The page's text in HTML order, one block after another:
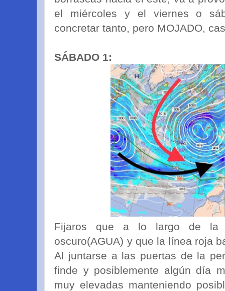
el miércoles y el viernes o
concretar tanto, pero MOJADO,
SÁBADO 1:
Fijaros que a lo largo de la
oscuro(AGUA) y que la línea roja
Al juntarse a las puertas de la
finde y posiblemente algún día
muy elevadas manteniendo